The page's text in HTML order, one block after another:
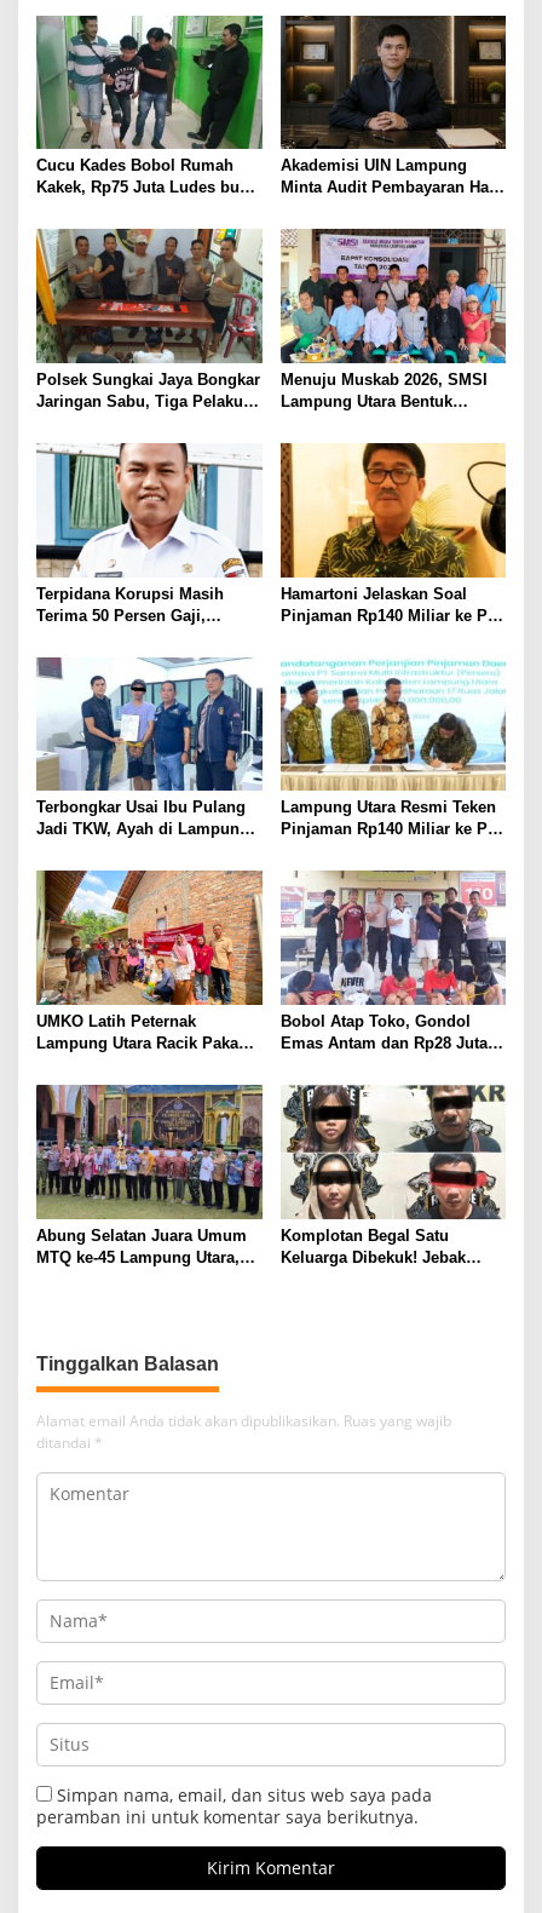
Korban Kebakaran
BAWA KOMITMEN PERKUAT
KAMTIBMAS DAN
PELAYANAN PRESISI
Cucu Kades Bobol Rumah
Kakek, Rp75 Juta Ludes buat
Ditembak Polisi
Akademisi UIN Lampung
Minta Audit Pembayaran Hak
Kepastian Hukum Tak Boleh
Berlarut
Polsek Sungkai Jaya Bongkar
Jaringan Sabu, Tiga Pelaku
Menuju Muskab 2026, SMSI
Lampung Utara Bentuk
Kepengurusan
Terpidana Korupsi Masih
Terima 50 Persen Gaji,
Tunggu Keputusan BKN
Hamartoni Jelaskan Soal
Pinjaman Rp140 Miliar ke PT
Perbaikan Jalan Butuh Waktu
Bertahun-tahun
Terbongkar Usai Ibu Pulang
Jadi TKW, Ayah di Lampung
Kandung Selama Empat
Tahun, Nyaris Diamuk Massa
Lampung Utara Resmi Teken
Pinjaman Rp140 Miliar ke PT
Jalan
UMKO Latih Peternak
Lampung Utara Racik Pakan
Kemarau dan Harga Pakan
Mahal
Bobol Atap Toko, Gondol
Emas Antam dan Rp28 Juta!
Bersama Reskrim Polsek
Kotabumi Kota Bekuk
Komplotan Curat
Abung Selatan Juara Umum
MTQ ke-45 Lampung Utara,
Komplotan Begal Satu
Keluarga Dibekuk! Jebak
Tinggalkan Balasan
Alamat email Anda tidak akan dipublikasikan. Ruas yang wajib
ditandai *
Simpan nama, email, dan situs web saya pada
peramban ini untuk komentar saya berikutnya.